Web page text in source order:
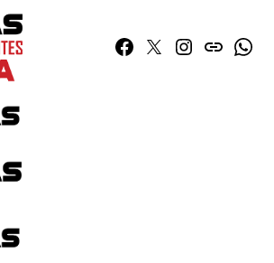
Facebook
TwitterInstagram
issuu